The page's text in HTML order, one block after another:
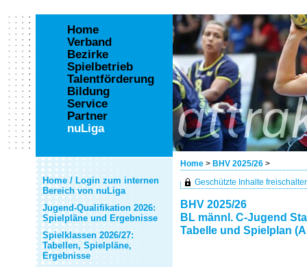
Home > BHV 2025/26 >
Home
Verband
Bezirke
Spielbetrieb
Talentförderung
Bildung
Service
Partner
nuLiga
Home / Login zum internen
Bereich von nuLiga
Jugend-Qualifikation 2026:
Spielpläne und Ergebnisse
Spielklassen 2026/27:
Tabellen, Spielpläne,
Ergebnisse
Geschützte Inhalte
BHV 2025/26
BL männl. C-Jugend
Tabelle und Spielplan